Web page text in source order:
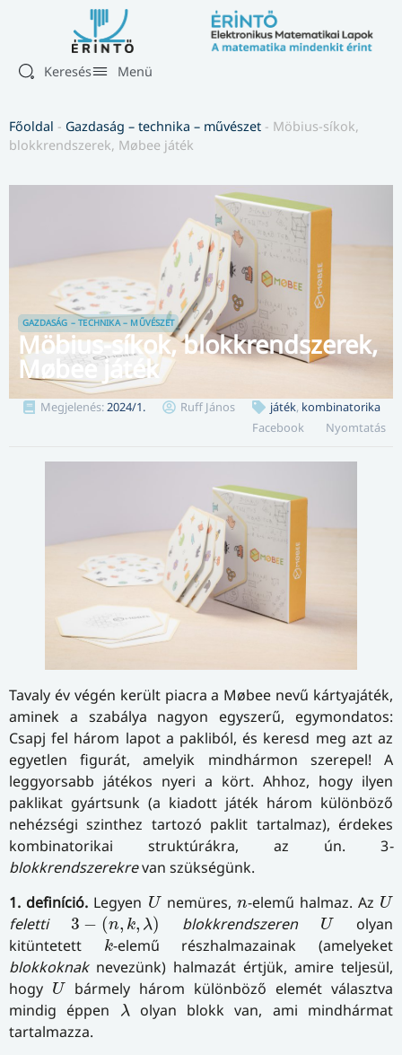
Keresés Menü
Főoldal - Gazdaság – technika – művészet - Möbius-síkok,
blokkrendszerek, Møbee játék
GAZDASÁG – TECHNIKA – MŰVÉSZET
Möbius-síkok, blokkrendszerek,
Møbee játék
Megjelenés:2024/1. Ruff János játék, kombinatorika
Facebook
Nyomtatás
Tavaly év végén került piacra a Møbee nevű kártyajáték,
aminek a szabálya nagyon egyszerű, egymondatos:
Csapj fel három lapot a pakliból, és keresd meg azt az
egyetlen figurát, amelyik mindhármon szerepel! A
leggyorsabb játékos nyeri a kört. Ahhoz, hogy ilyen
paklikat gyártsunk (a kiadott játék három különböző
nehézségi szinthez tartozó paklit tartalmaz), érdekes
kombinatorikai struktúrákra, az ún. 3-
blokkrendszerekrevan szükségünk.
1. definíció. Legyen U
Unemüres, n
n-elemű halmaz. Az U
U
feletti 3 − (n, k, λ)
3− (n,k,λ) blokkrendszeren U
Uolyan
kitüntetett
k
k-elemű részhalmazainak (amelyeket
blokkoknaknevezünk) halmazát értjük, amire teljesül,
hogy
U
Ubármely három különböző elemét választva
mindig éppen
λ
λolyan blokk van, ami mindhármat
tartalmazza.